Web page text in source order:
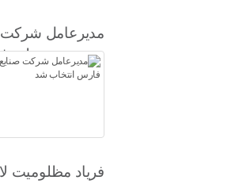
مدیرعامل شرکت
پتروشیمی خلیج
شد
فریاد مظلومیت